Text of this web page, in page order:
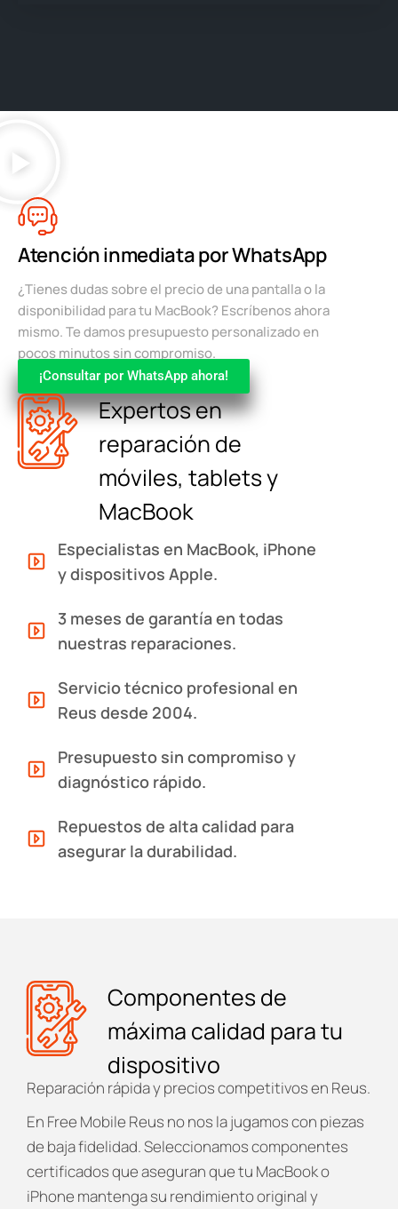
Atención inmediata por WhatsApp
¿Tienes dudas sobre el precio de una pantalla o la
disponibilidad para tu MacBook? Escríbenos ahora
mismo. Te damos presupuesto personalizado en
pocos minutos sin compromiso.
¡Consultar por WhatsApp ahora!
Expertos en
reparación de
móviles, tablets y
MacBook
Especialistas en MacBook, iPhone
y dispositivos Apple.
3 meses de garantía en todas
nuestras reparaciones.
Servicio técnico profesional en
Reus desde 2004.
Presupuesto sin compromiso y
diagnóstico rápido.
Repuestos de alta calidad para
asegurar la durabilidad.
Componentes de
máxima calidad para tu
dispositivo
Reparación rápida y precios competitivos en Reus.
En Free Mobile Reus no nos la jugamos con piezas
de baja fidelidad. Seleccionamos componentes
certificados que aseguran que tu MacBook o
iPhone mantenga su rendimiento original y